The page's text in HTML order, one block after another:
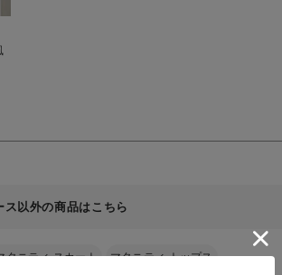
以外の商品はこちら
タニティ スカート マタニティ トップス